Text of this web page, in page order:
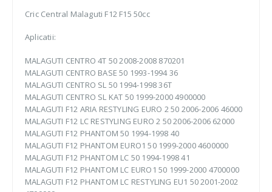
Cric Central Malaguti F12 F15 50cc
Aplicatii:
MALAGUTI CENTRO 4T 50 2008-2008 870201
MALAGUTI CENTRO BASE 50 1993-1994 36
MALAGUTI CENTRO SL 50 1994-1998 36T
MALAGUTI CENTRO SL KAT 50 1999-2000 4900000
MALAGUTI F12 ARIA RESTYLING EURO 2 50 2006-2006 46000
MALAGUTI F12 LC RESTYLING EURO 2 50 2006-2006 62000
MALAGUTI F12 PHANTOM 50 1994-1998 40
MALAGUTI F12 PHANTOM EURO1 50 1999-2000 4600000
MALAGUTI F12 PHANTOM LC 50 1994-1998 41
MALAGUTI F12 PHANTOM LC EURO1 50 1999-2000 4700000
MALAGUTI F12 PHANTOM LC RESTYLING EU1 50 2001-2002